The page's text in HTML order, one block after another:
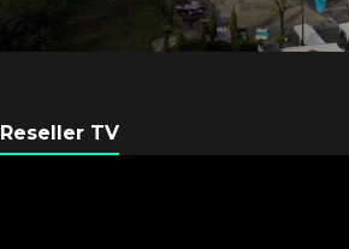
Reseller TV